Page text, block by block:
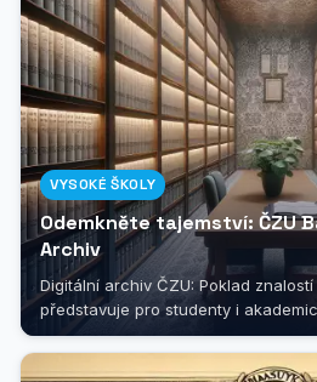
VYSOKÉ ŠKOLY
Odemkněte tajemství: ČZU
Archiv
Digitální archiv ČZU: Poklad
představuje pro studenty i
poklad znalostí. Právě...